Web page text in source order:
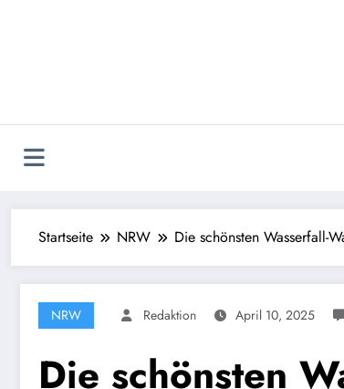
Startseite NRW Die schönsten Wasserfall-
NRW Redaktion April 10, 2025
Die schönsten